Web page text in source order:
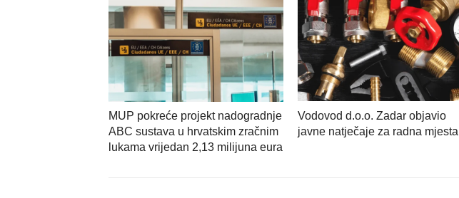
MUP pokreće projekt nadogradnje
ABC sustava u hrvatskim zračnim
lukama vrijedan 2,13 milijuna eura
Vodovod d.o.o. Zadar objavio
javne natječaje za radna mjesta